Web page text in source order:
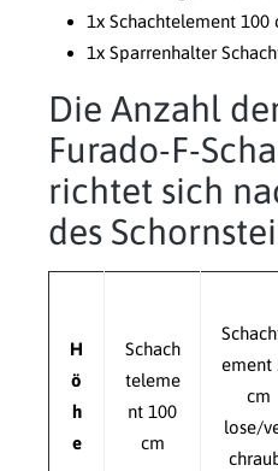
1x Schachtelement
1x Sparrenhalter
Die Anzahl
Furado-F-
richtet sich
des
H
ö
h
e
Schach
teleme
nt 100
cm
ement
cm
lose/